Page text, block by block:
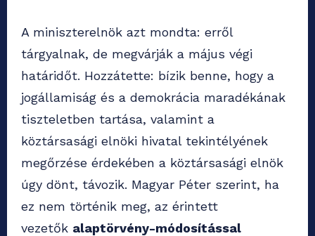
A miniszterelnök azt mondta: erről
tárgyalnak, de megvárják a május végi
határidőt. Hozzátette: bízik benne, hogy a
jogállamiság és a demokrácia maradékának
tiszteletben tartása, valamint a
köztársasági elnöki hivatal tekintélyének
megőrzése érdekében a köztársasági elnök
úgy dönt, távozik. Magyar Péter szerint, ha
ez nem történik meg, az érintett
vezetők alaptörvény-módosítással